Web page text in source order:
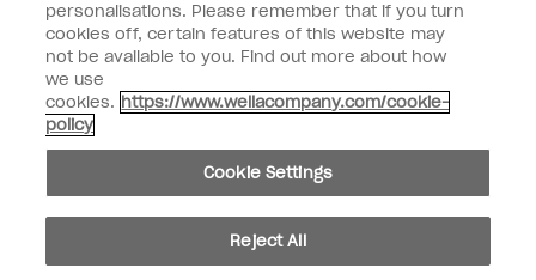
facebookinstagram
個人情報を共有または販売しないでください
© Copyright 2024, Wella Operations US LLC, 無断複写・転載を禁じます。
personalisations. Please remember that if you turn
cookies off, certain features of this website may
not be available to you. Find out more about how
we use
cookies. https://www.wellacompany.com/cookie-
policy
Cookie Settings
Reject All